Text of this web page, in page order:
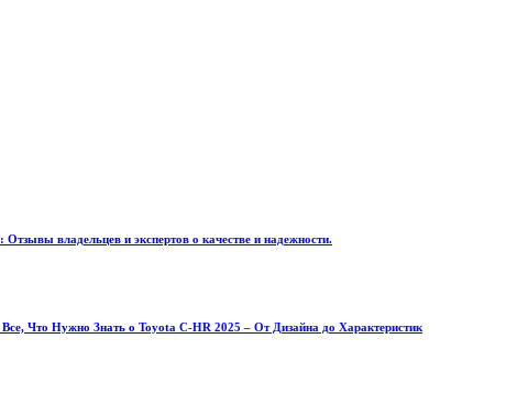
и экспертов о качестве и надежности.
Знать о Toyota C-HR 2025 – От Дизайна до Характеристик